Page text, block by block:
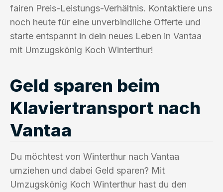
fairen Preis-Leistungs-Verhältnis. Kontaktiere uns
noch heute für eine unverbindliche Offerte und
starte entspannt in dein neues Leben in Vantaa
mit Umzugskönig Koch Winterthur!
Geld sparen beim
Klaviertransport nach
Vantaa
Du möchtest von Winterthur nach Vantaa
umziehen und dabei Geld sparen? Mit
Umzugskönig Koch Winterthur hast du den